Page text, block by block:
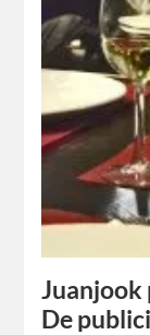
Juanjook
De